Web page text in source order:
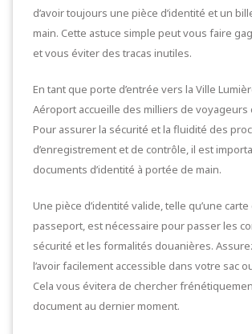
d’avoir toujours une pièce d’identité et un
main. Cette astuce simple peut vous faire
et vous éviter des tracas inutiles.
En tant que porte d’entrée vers la Ville
Aéroport accueille des milliers de voyageurs
Pour assurer la sécurité et la fluidité des
d’enregistrement et de contrôle, il est
documents d’identité à portée de main.
Une pièce d’identité valide, telle qu’une
passeport, est nécessaire pour passer les
sécurité et les formalités douanières.
l’avoir facilement accessible dans votre sac
Cela vous évitera de chercher
document au dernier moment.